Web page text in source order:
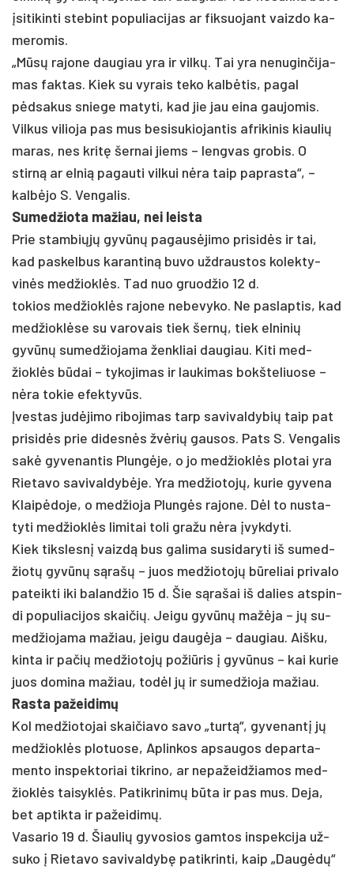
įsi­ti­kin­ti ste­bint po­pu­lia­ci­jas ar fik­suo­jant vaiz­do ka­
me­ro­mis.
„Mūsų ra­jo­ne dau­giau yra ir vilkų. Tai yra ne­nu­gin­či­ja­
mas fak­tas. Kiek su vy­rais te­ko kalbė­tis, pa­gal
pėdsa­kus snie­ge ma­ty­ti, kad jie jau ei­na gau­jo­mis.
Vil­kus vi­lio­ja pas mus be­si­su­kio­jan­tis af­ri­ki­nis kiau­lių
ma­ras, nes kritę šer­nai jiems – leng­vas gro­bis. O
stirną ar el­nią pa­gau­ti vil­kui nėra taip paprasta“, –
kalbė­jo S. Ven­ga­lis.
Su­med­žio­ta ma­žiau, nei leis­ta
Prie stam­biųjų gyvūnų pa­gausė­ji­mo pri­si­dės ir tai,
kad pa­skel­bus ka­ran­tiną bu­vo užd­raus­tos ko­lek­ty­
vinės med­žioklės. Tad nuo gruod­žio 12 d.
to­kios med­žioklės ra­jo­ne ne­be­vy­ko. Ne pa­slap­tis, kad
med­žioklė­se su va­ro­vais tiek šernų, tiek el­ni­nių
gyvūnų su­med­žio­ja­ma ženk­liai dau­giau. Ki­ti med­
žioklės būdai – ty­ko­ji­mas ir lau­ki­mas bokš­te­liuo­se –
nėra to­kie efek­tyvūs.
Įves­tas judė­ji­mo ri­bo­ji­mas tarp sa­vi­val­dy­bių taip pat
pri­si­dės prie di­desnės žvėrių gau­sos. Pats S. Ven­ga­lis
sakė gy­ve­nan­tis Plungė­je, o jo med­žioklės plo­tai yra
Rie­ta­vo sa­vi­val­dybė­je. Yra med­žio­tojų, ku­rie gy­ve­na
Klaipė­do­je, o med­žio­ja Plungės ra­jo­ne. Dėl to nu­sta­
ty­ti med­žioklės li­mi­tai to­li gra­žu nėra įvyk­dy­ti.
Kiek tiks­lesnį vaizdą bus ga­li­ma su­si­da­ry­ti iš su­med­
žiotų gyvūnų sąrašų – juos med­žio­tojų būre­liai pri­va­lo
pa­teik­ti iki ba­land­žio 15 d. Šie sąra­šai iš da­lies at­spin­
di po­pu­lia­ci­jos skai­čių. Jei­gu gyvūnų mažė­ja – jų su­
med­žio­ja­ma ma­žiau, jei­gu daugė­ja – dau­giau. Aiš­ku,
kin­ta ir pa­čių med­žio­tojų po­žiū­ris į gyvū­nus – kai ku­rie
juos do­mi­na ma­žiau, todėl jų ir su­med­žio­ja ma­žiau.
Ras­ta pa­žei­dimų
Kol med­žio­to­jai skai­čia­vo sa­vo „turtą“, gy­ve­nantį jų
med­žioklės plo­tuo­se, Ap­lin­kos ap­sau­gos de­par­ta­
men­to ins­pek­to­riai tik­ri­no, ar ne­pa­žeid­žia­mos med­
žioklės tai­syklės. Pa­tik­ri­nimų būta ir pas mus. De­ja,
bet ap­tik­ta ir pa­žei­dimų.
Va­sa­rio 19 d. Šiau­lių gy­vo­sios gam­tos ins­pek­ci­ja už­
su­ko į Rie­ta­vo sa­vi­val­dybę pa­tik­rin­ti, kaip „Daugėdų“